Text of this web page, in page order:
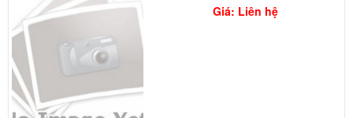
Giá: Liên hệ